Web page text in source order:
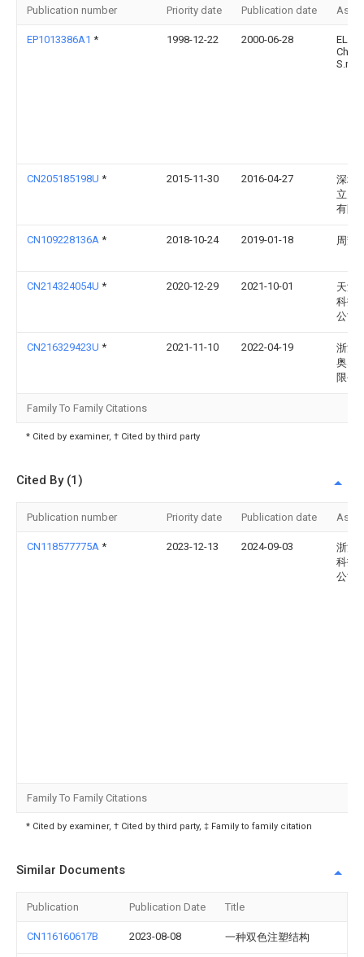
Publication number Priority date Publication date
EP1013386A1 * 1998-12-22 2000-06-28
ELMA
S.r.l.
CN205185198U * 2015-11-30 2016-04-27
深圳
立天
有限
CN109228136A * 2018-10-24 2019-01-18 周芳
CN214324054U * 2020-12-29 2021-10-01
天津
科技
公司
CN216329423U * 2021-11-10 2022-04-19
浙江
奥塑
限公
Family To Family Citations
* Cited by examiner, † Cited by third party
Cited By (1)
Publication number Priority date Publication date
CN118577775A * 2023-12-13 2024-09-03
浙江
科技
公司
Family To Family Citations
* Cited by examiner, † Cited by third party, ‡ Family to family citation
Similar Documents
Publication Publication Date Title
CN116160617B 2023-08-08 一种双色注塑结构